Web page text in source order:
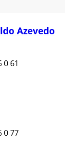
Azevedo
0 61
077